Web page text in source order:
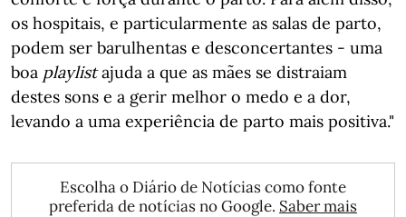
os hospitais, e particularmente as salas de parto,
podem ser barulhentas e desconcertantes - uma
boa playlistajuda a que as mães se distraiam
destes sons e a gerir melhor o medo e a dor,
levando a uma experiência de parto mais positiva."
Escolha o Diário de Notícias como fonte
preferida de notícias no Google. Saber mais